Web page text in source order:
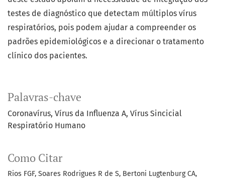
Palavras-chave
Coronavírus Vírus da Influenza A Vírus Sincicial
Respiratório Humano
Como Citar
Rios FGF, Soares Rodrigues R de S, Bertoni Lugtenburg CA,
testes de diagnóstico que detectam múltiplos vírus
respiratórios, pois podem ajudar a compreender os
padrões epidemiológicos e a direcionar o tratamento
clínico dos pacientes.